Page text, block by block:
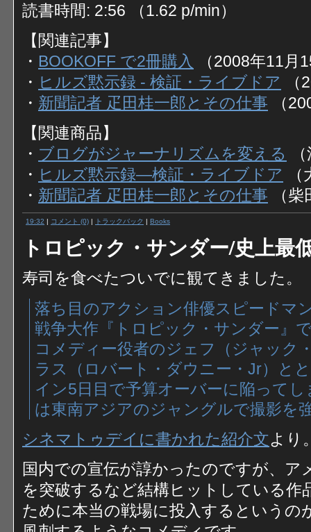
読書時間: 2:56 （1.62 p/min）
【関連記事】
・ BOOKOFF で2冊購入
（2008年11月
・ ヒルズ黙示録 - 検証・ライブドア
（
・ 新聞記者 疋田桂一郎とその仕事 （
【関連商品】
・ ブログがジャーナリズムを変える
・ ヒルズ黙示録―検証・ライブドア
（
・ 新聞記者 疋田桂一郎とその仕事 （
19:32 | コメント (0) | トラックバック | Books
トロピック・サンダー/史上最
寿司を食べたついでに観てきました。
落ち目のアクション俳優スピードマ
戦争大作『トロピック・サンダー』
コメディー役者のジェフ（ジャック
ラス（ロバート・ダウニー・Jr）と
イン5日目で予算オーバーに陥って
は東南アジアのジャングルで撮影
シネマトゥデイに書かれた紹介文より
国内での宣伝が諄かったのですが、ア
を突破するなど結構ヒットしている作
ために本当の戦場に投入するというの